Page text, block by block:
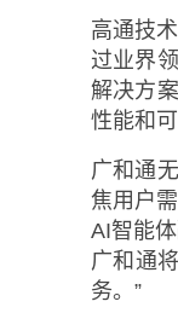
高通技
过业界
解决方
性能和
广和通
焦用户
AI智能
广和通
务。”